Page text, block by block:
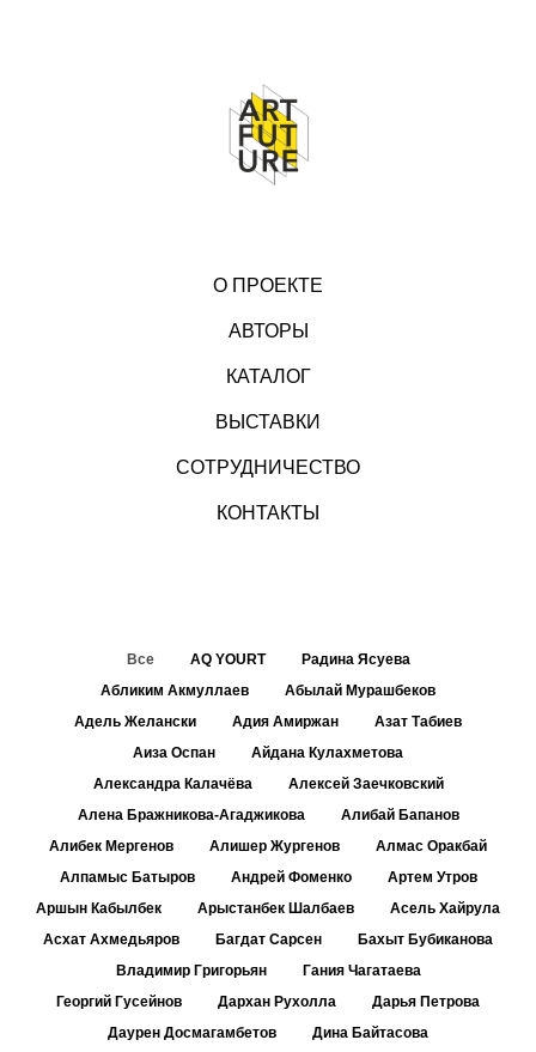
О ПРОЕКТЕ
АВТОРЫ
КАТАЛОГ
ВЫСТАВКИ
СОТРУДНИЧЕСТВО
КОНТАКТЫ
Все AQ YOURT
Радина Ясуева
Абликим Акмуллаев
Абылай Мурашбеков
Адель Желански
Адия Амиржан
Азат Табиев
Аиза Оспан
Айдана Кулахметова
Александра Калачёва
Алексей Заечковский
Алена Бражникова-Агаджикова
Алибай Бапанов
Алибек Мергенов
Алишер Жургенов
Алмас Оракбай
Алпамыс Батыров
Андрей Фоменко
Артем Утров
Аршын Кабылбек
Арыстанбек Шалбаев
Асель Хайрула
Асхат Ахмедьяров
Багдат Сарсен
Бахыт Бубиканова
Владимир Григорьян
Гания Чагатаева
Георгий Гусейнов
Дархан Рухолла
Дарья Петрова
Даурен Досмагамбетов
Дина Байтасова